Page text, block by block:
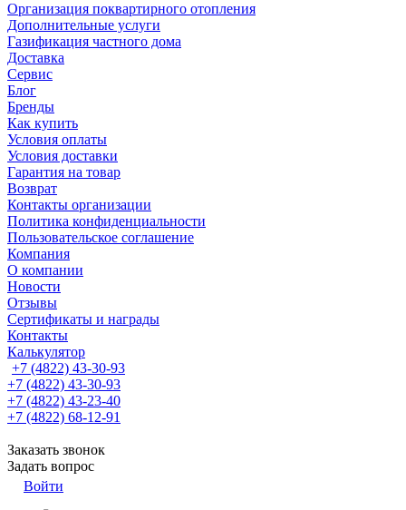
Организация поквартирного отопления
Дополнительные услуги
Газификация частного дома
Доставка
Сервис
Блог
Бренды
Как купить
Условия оплаты
Условия доставки
Гарантия на товар
Возврат
Контакты организации
Политика конфиденциальности
Пользовательское соглашение
Компания
О компании
Новости
Отзывы
Сертификаты и награды
Контакты
Калькулятор
+7 (4822) 43-30-93
+7 (4822) 43-30-93
+7 (4822) 43-23-40
+7 (4822) 68-12-91
Заказать звонок
Задать вопрос
Войти